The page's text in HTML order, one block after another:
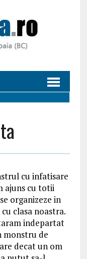
cu infatisare
ajuns cu totii
organizeze in
clasa noastra.
indepartat
monstru de
decat un om